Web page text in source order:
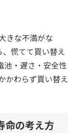
きな不満がな
慌てて買い替え
池・遅さ・安全性
かわらず買い替え
命の考え方